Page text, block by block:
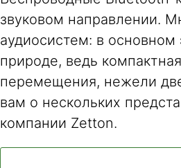
звуковом направлении.
аудиосистем: в
природе, ведь
перемещения, нежели
вам о нескольких
компании Zetton.